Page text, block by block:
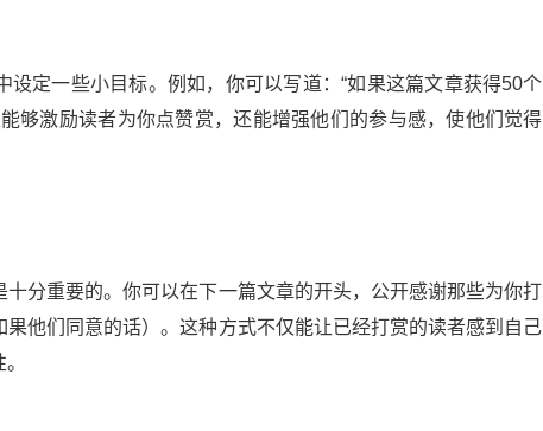
定一些小目标。例如，你可以写道：“如果这篇文章获得50个
够激励读者为你点赞赏，还能增强他们的参与感，使他们觉得
分重要的。你可以在下一篇文章的开头，公开感谢那些为你打
他们同意的话）。这种方式不仅能让已经打赏的读者感到自己